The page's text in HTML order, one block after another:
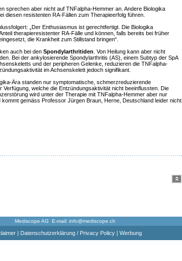
sprechen aber nicht auf TNFalpha-Hemmer an. Andere Biologika
diesen resistenten RA-Fällen zum Therapieerfolg führen.
„Der Enthusiasmus ist gerechtfertigt. Die Biologika
therapieresistenter RA-Fälle und können, falls bereits bei früher
die Krankheit zum Stillstand bringen“.
auch bei den Spondylarthritiden . Von Heilung kann aber nicht
Bei der ankylosierende Spondylarthritis (AS), einem Subtyp der SpA
und der peripheren Gelenke, reduzieren die TNFalpha-
im Achsenskelett jedoch signifikant.
Ära standen nur symptomatische, schmerzreduzierende
Verfügung, welche die Entzündungsaktivität nicht beeinflussten. Die
wird unter der Therapie mit TNFalpha-Hemmer aber nur
kommt gemäss Professor Jürgen Braun, Herne, Deutschland leider nicht
Mediscope AG E-mail: info@mediscope.ch
| Datenschutzerklärung / Privacy Policy| Werbung